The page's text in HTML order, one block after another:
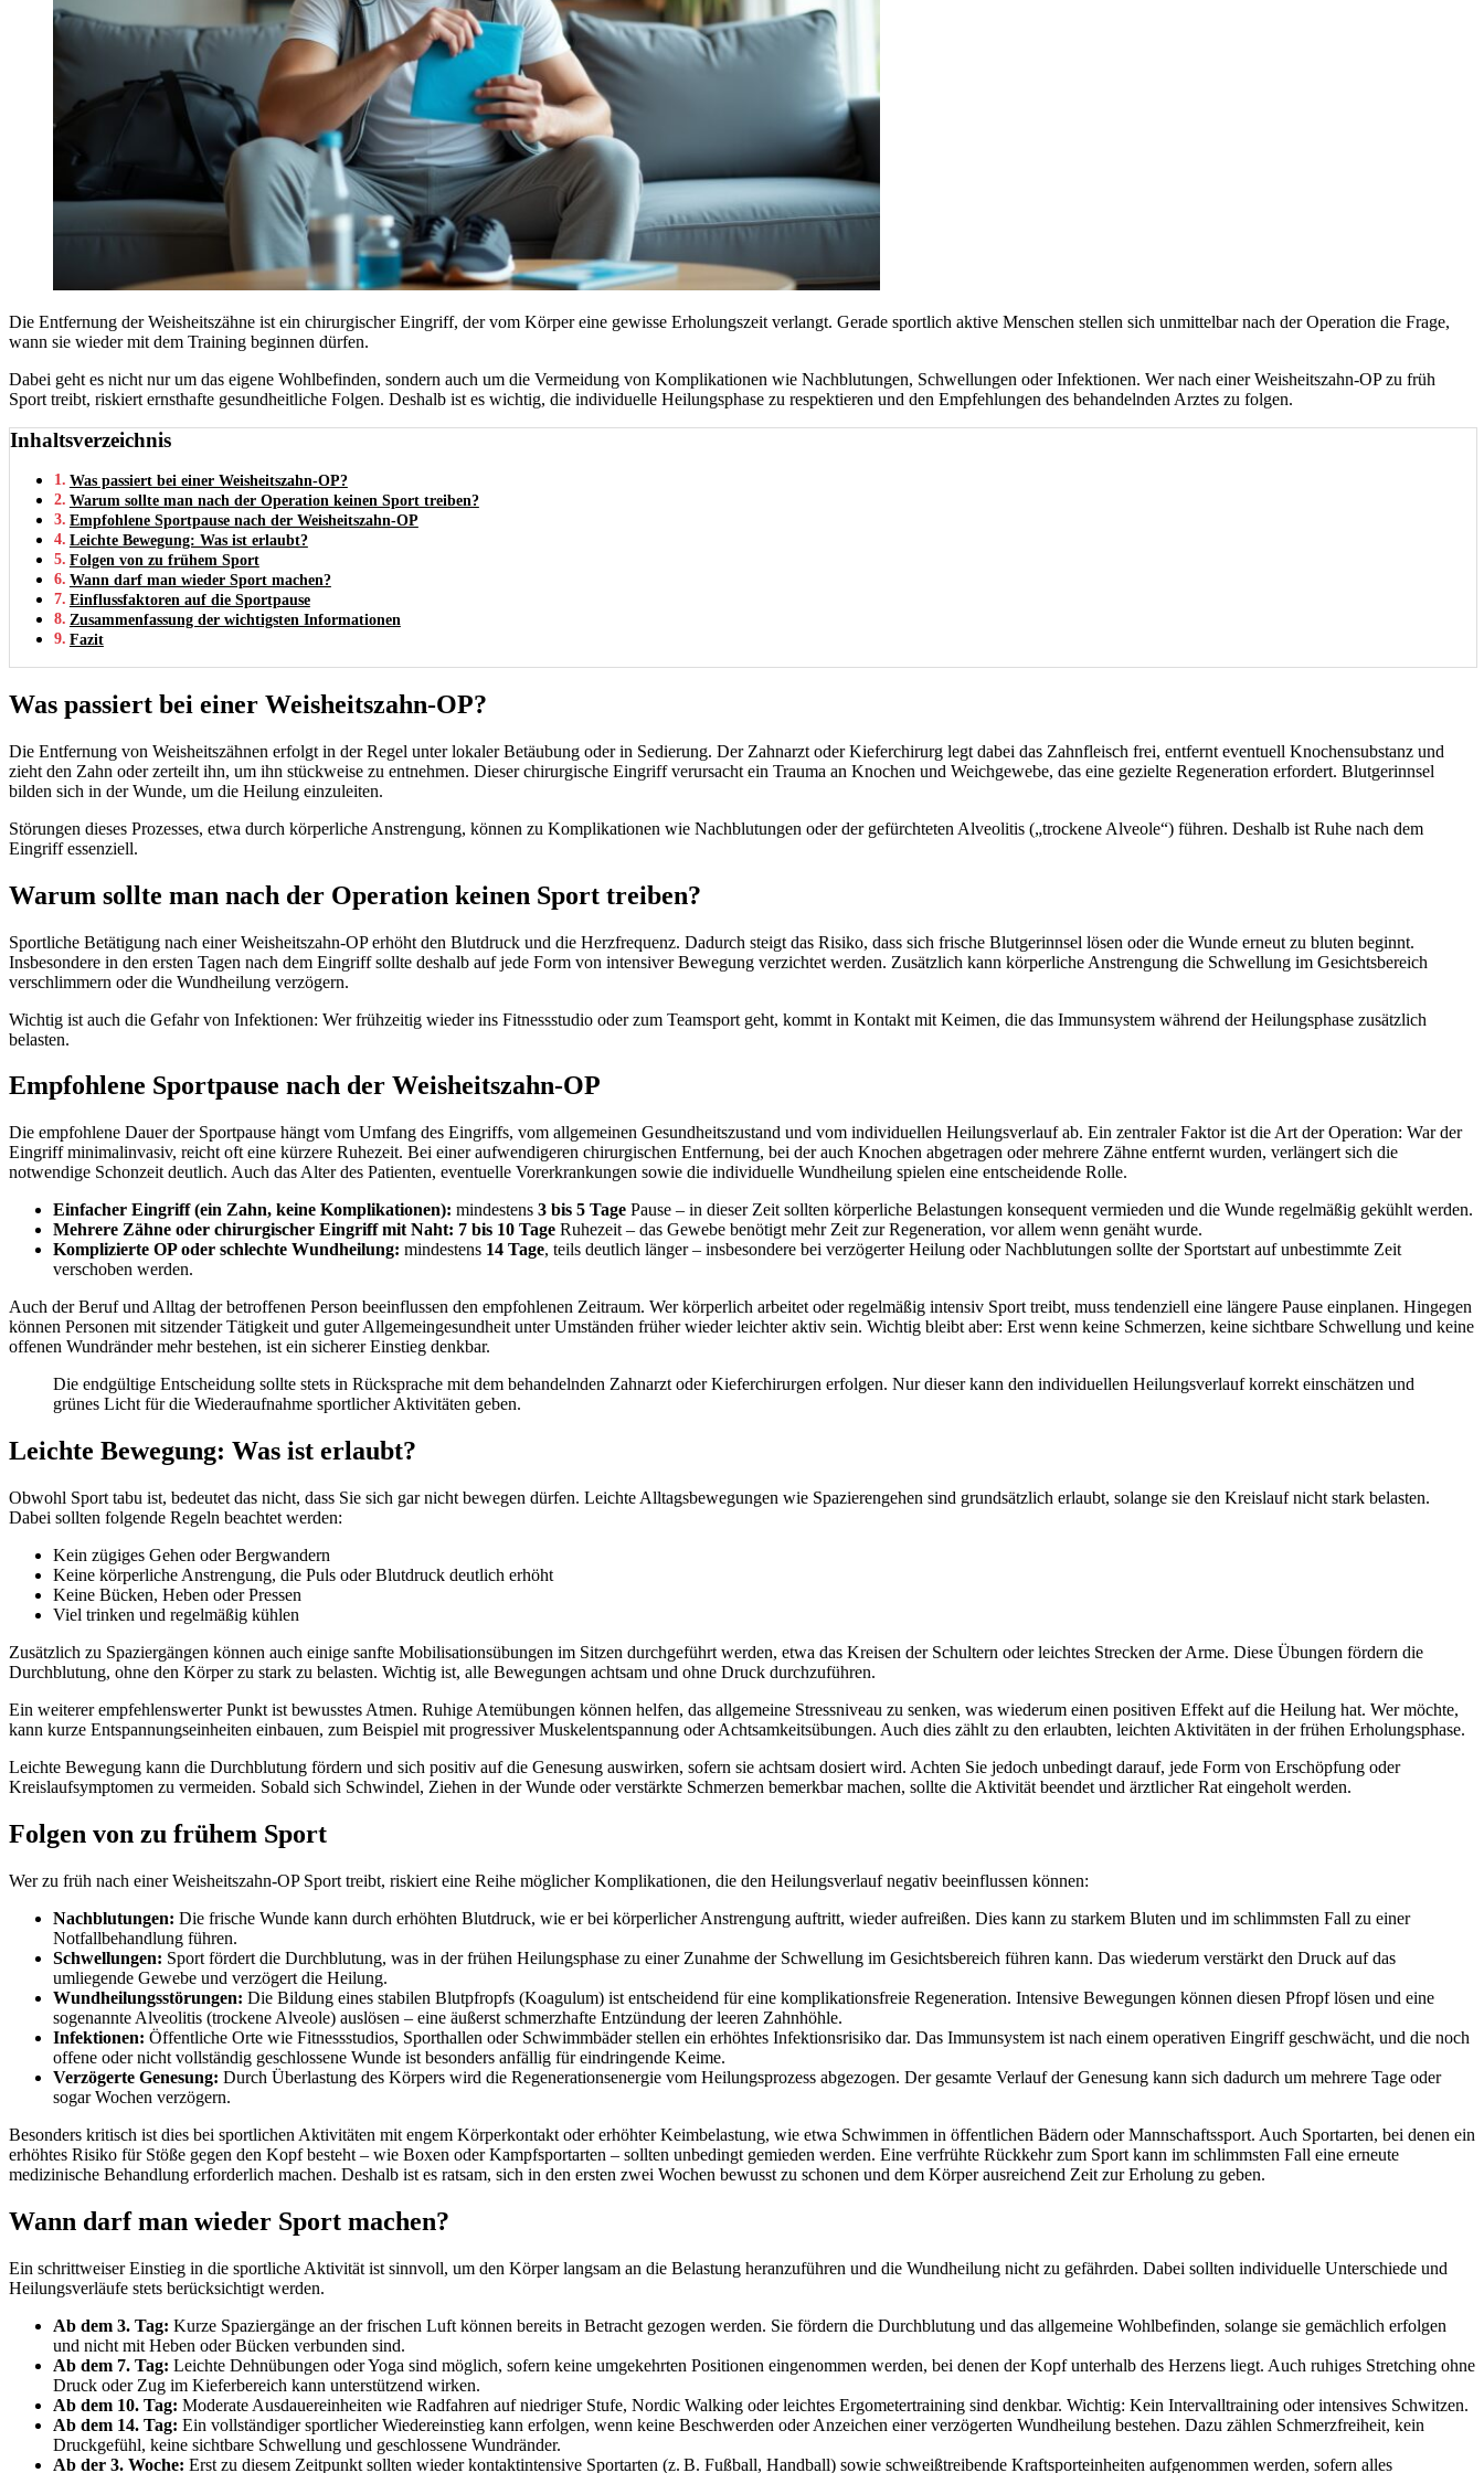
Die Entfernung der Weisheitszähne ist ein chirurgischer Eingriff, der vom Körper eine gewisse Erholungszeit verlangt. Gerade sportlich aktive Menschen stellen sich unmittelbar nach der Operation die Frage,
wann sie wieder mit dem Training beginnen dürfen.
Dabei geht es nicht nur um das eigene Wohlbefinden, sondern auch um die Vermeidung von Komplikationen wie Nachblutungen, Schwellungen oder Infektionen. Wer nach einer Weisheitszahn-OP zu früh
Sport treibt, riskiert ernsthafte gesundheitliche Folgen. Deshalb ist es wichtig, die individuelle Heilungsphase zu respektieren und den Empfehlungen des behandelnden Arztes zu folgen.
Inhaltsverzeichnis
Was passiert bei einer Weisheitszahn-OP?
Warum sollte man nach der Operation keinen Sport treiben?
Empfohlene Sportpause nach der Weisheitszahn-OP
Leichte Bewegung: Was ist erlaubt?
Folgen von zu frühem Sport
Wann darf man wieder Sport machen?
Einflussfaktoren auf die Sportpause
Zusammenfassung der wichtigsten Informationen
Fazit
Was passiert bei einer Weisheitszahn-OP?
Die Entfernung von Weisheitszähnen erfolgt in der Regel unter lokaler Betäubung oder in Sedierung. Der Zahnarzt oder Kieferchirurg legt dabei das Zahnfleisch frei, entfernt eventuell Knochensubstanz und
zieht den Zahn oder zerteilt ihn, um ihn stückweise zu entnehmen. Dieser chirurgische Eingriff verursacht ein Trauma an Knochen und Weichgewebe, das eine gezielte Regeneration erfordert. Blutgerinnsel
bilden sich in der Wunde, um die Heilung einzuleiten.
Störungen dieses Prozesses, etwa durch körperliche Anstrengung, können zu Komplikationen wie Nachblutungen oder der gefürchteten Alveolitis („trockene Alveole“) führen. Deshalb ist Ruhe nach dem
Eingriff essenziell.
Warum sollte man nach der Operation keinen Sport treiben?
Sportliche Betätigung nach einer Weisheitszahn-OP erhöht den Blutdruck und die Herzfrequenz. Dadurch steigt das Risiko, dass sich frische Blutgerinnsel lösen oder die Wunde erneut zu bluten beginnt.
Insbesondere in den ersten Tagen nach dem Eingriff sollte deshalb auf jede Form von intensiver Bewegung verzichtet werden. Zusätzlich kann körperliche Anstrengung die Schwellung im Gesichtsbereich
verschlimmern oder die Wundheilung verzögern.
Wichtig ist auch die Gefahr von Infektionen: Wer frühzeitig wieder ins Fitnessstudio oder zum Teamsport geht, kommt in Kontakt mit Keimen, die das Immunsystem während der Heilungsphase zusätzlich
belasten.
Empfohlene Sportpause nach der Weisheitszahn-OP
Die empfohlene Dauer der Sportpause hängt vom Umfang des Eingriffs, vom allgemeinen Gesundheitszustand und vom individuellen Heilungsverlauf ab. Ein zentraler Faktor ist die Art der Operation: War der
Eingriff minimalinvasiv, reicht oft eine kürzere Ruhezeit. Bei einer aufwendigeren chirurgischen Entfernung, bei der auch Knochen abgetragen oder mehrere Zähne entfernt wurden, verlängert sich die
notwendige Schonzeit deutlich. Auch das Alter des Patienten, eventuelle Vorerkrankungen sowie die individuelle Wundheilung spielen eine entscheidende Rolle.
Einfacher Eingriff (ein Zahn, keine Komplikationen): mindestens 3 bis 5 Tage Pause – in dieser Zeit sollten körperliche Belastungen konsequent vermieden und die Wunde regelmäßig gekühlt werden.
Mehrere Zähne oder chirurgischer Eingriff mit Naht: 7 bis 10 Tage Ruhezeit – das Gewebe benötigt mehr Zeit zur Regeneration, vor allem wenn genäht wurde.
Komplizierte OP oder schlechte Wundheilung: mindestens 14 Tage, teils deutlich länger – insbesondere bei verzögerter Heilung oder Nachblutungen sollte der Sportstart auf unbestimmte Zeit
verschoben werden.
Auch der Beruf und Alltag der betroffenen Person beeinflussen den empfohlenen Zeitraum. Wer körperlich arbeitet oder regelmäßig intensiv Sport treibt, muss tendenziell eine längere Pause einplanen. Hingegen
können Personen mit sitzender Tätigkeit und guter Allgemeingesundheit unter Umständen früher wieder leichter aktiv sein. Wichtig bleibt aber: Erst wenn keine Schmerzen, keine sichtbare Schwellung und keine
offenen Wundränder mehr bestehen, ist ein sicherer Einstieg denkbar.
Die endgültige Entscheidung sollte stets in Rücksprache mit dem behandelnden Zahnarzt oder Kieferchirurgen erfolgen. Nur dieser kann den individuellen Heilungsverlauf korrekt einschätzen und
grünes Licht für die Wiederaufnahme sportlicher Aktivitäten geben.
Leichte Bewegung: Was ist erlaubt?
Obwohl Sport tabu ist, bedeutet das nicht, dass Sie sich gar nicht bewegen dürfen. Leichte Alltagsbewegungen wie Spazierengehen sind grundsätzlich erlaubt, solange sie den Kreislauf nicht stark belasten.
Dabei sollten folgende Regeln beachtet werden:
Kein zügiges Gehen oder Bergwandern
Keine körperliche Anstrengung, die Puls oder Blutdruck deutlich erhöht
Keine Bücken, Heben oder Pressen
Viel trinken und regelmäßig kühlen
Zusätzlich zu Spaziergängen können auch einige sanfte Mobilisationsübungen im Sitzen durchgeführt werden, etwa das Kreisen der Schultern oder leichtes Strecken der Arme. Diese Übungen fördern die
Durchblutung, ohne den Körper zu stark zu belasten. Wichtig ist, alle Bewegungen achtsam und ohne Druck durchzuführen.
Ein weiterer empfehlenswerter Punkt ist bewusstes Atmen. Ruhige Atemübungen können helfen, das allgemeine Stressniveau zu senken, was wiederum einen positiven Effekt auf die Heilung hat. Wer möchte,
kann kurze Entspannungseinheiten einbauen, zum Beispiel mit progressiver Muskelentspannung oder Achtsamkeitsübungen. Auch dies zählt zu den erlaubten, leichten Aktivitäten in der frühen Erholungsphase.
Leichte Bewegung kann die Durchblutung fördern und sich positiv auf die Genesung auswirken, sofern sie achtsam dosiert wird. Achten Sie jedoch unbedingt darauf, jede Form von Erschöpfung oder
Kreislaufsymptomen zu vermeiden. Sobald sich Schwindel, Ziehen in der Wunde oder verstärkte Schmerzen bemerkbar machen, sollte die Aktivität beendet und ärztlicher Rat eingeholt werden.
Folgen von zu frühem Sport
Wer zu früh nach einer Weisheitszahn-OP Sport treibt, riskiert eine Reihe möglicher Komplikationen, die den Heilungsverlauf negativ beeinflussen können:
Nachblutungen: Die frische Wunde kann durch erhöhten Blutdruck, wie er bei körperlicher Anstrengung auftritt, wieder aufreißen. Dies kann zu starkem Bluten und im schlimmsten Fall zu einer
Notfallbehandlung führen.
Schwellungen: Sport fördert die Durchblutung, was in der frühen Heilungsphase zu einer Zunahme der Schwellung im Gesichtsbereich führen kann. Das wiederum verstärkt den Druck auf das
umliegende Gewebe und verzögert die Heilung.
Wundheilungsstörungen: Die Bildung eines stabilen Blutpfropfs (Koagulum) ist entscheidend für eine komplikationsfreie Regeneration. Intensive Bewegungen können diesen Pfropf lösen und eine
sogenannte Alveolitis (trockene Alveole) auslösen – eine äußerst schmerzhafte Entzündung der leeren Zahnhöhle.
Infektionen: Öffentliche Orte wie Fitnessstudios, Sporthallen oder Schwimmbäder stellen ein erhöhtes Infektionsrisiko dar. Das Immunsystem ist nach einem operativen Eingriff geschwächt, und die noch
offene oder nicht vollständig geschlossene Wunde ist besonders anfällig für eindringende Keime.
Verzögerte Genesung: Durch Überlastung des Körpers wird die Regenerationsenergie vom Heilungsprozess abgezogen. Der gesamte Verlauf der Genesung kann sich dadurch um mehrere Tage oder
sogar Wochen verzögern.
Besonders kritisch ist dies bei sportlichen Aktivitäten mit engem Körperkontakt oder erhöhter Keimbelastung, wie etwa Schwimmen in öffentlichen Bädern oder Mannschaftssport. Auch Sportarten, bei denen ein
erhöhtes Risiko für Stöße gegen den Kopf besteht – wie Boxen oder Kampfsportarten – sollten unbedingt gemieden werden. Eine verfrühte Rückkehr zum Sport kann im schlimmsten Fall eine erneute
medizinische Behandlung erforderlich machen. Deshalb ist es ratsam, sich in den ersten zwei Wochen bewusst zu schonen und dem Körper ausreichend Zeit zur Erholung zu geben.
Wann darf man wieder Sport machen?
Ein schrittweiser Einstieg in die sportliche Aktivität ist sinnvoll, um den Körper langsam an die Belastung heranzuführen und die Wundheilung nicht zu gefährden. Dabei sollten individuelle Unterschiede und
Heilungsverläufe stets berücksichtigt werden.
Ab dem 3. Tag: Kurze Spaziergänge an der frischen Luft können bereits in Betracht gezogen werden. Sie fördern die Durchblutung und das allgemeine Wohlbefinden, solange sie gemächlich erfolgen
und nicht mit Heben oder Bücken verbunden sind.
Ab dem 7. Tag: Leichte Dehnübungen oder Yoga sind möglich, sofern keine umgekehrten Positionen eingenommen werden, bei denen der Kopf unterhalb des Herzens liegt. Auch ruhiges Stretching ohne
Druck oder Zug im Kieferbereich kann unterstützend wirken.
Ab dem 10. Tag: Moderate Ausdauereinheiten wie Radfahren auf niedriger Stufe, Nordic Walking oder leichtes Ergometertraining sind denkbar. Wichtig: Kein Intervalltraining oder intensives Schwitzen.
Ab dem 14. Tag: Ein vollständiger sportlicher Wiedereinstieg kann erfolgen, wenn keine Beschwerden oder Anzeichen einer verzögerten Wundheilung bestehen. Dazu zählen Schmerzfreiheit, kein
Druckgefühl, keine sichtbare Schwellung und geschlossene Wundränder.
Ab der 3. Woche: Erst zu diesem Zeitpunkt sollten wieder kontaktintensive Sportarten (z. B. Fußball, Handball) sowie schweißtreibende Kraftsporteinheiten aufgenommen werden, sofern alles